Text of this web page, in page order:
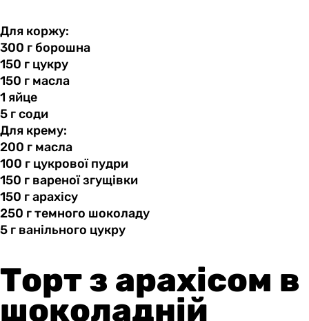
Для коржу:
300 г борошна
150 г цукру
150 г масла
1 яйце
5 гсоди
Для крему:
200 г масла
100 г цукровоїпудри
150 г вареноїзгущівки
150 гарахісу
250 гтемного шоколаду
5 г ванільного цукру
Торт з арахісом в
шоколадній